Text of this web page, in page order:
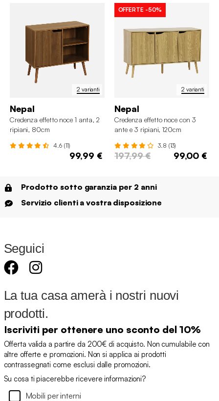
2 varianti
Nepal
Credenza effetto noce 1 anta, 2
ripiani, 80cm
4.6 (11)
99,99 €
2 varianti
OFFERTE -50%
Nepal
Credenza effetto noce con 3
ante e 3 ripiani, 120cm
3.8 (13)
197,99 € 99,00 €
Prodotto sotto garanzia per 2 anni
Servizio clienti a vostra disposizione
Seguici
La tua casa amerà i nostri nuovi
prodotti.
Iscriviti per ottenere uno sconto del 10%
Offerta valida a partire da 200€ di acquisto. Non cumulabile con
altre offerte e promozioni. Non si applica ai prodotti
contrassegnati come esclusi dalle promozioni.
Su cosa ti piacerebbe ricevere informazioni?
Mobili per interni